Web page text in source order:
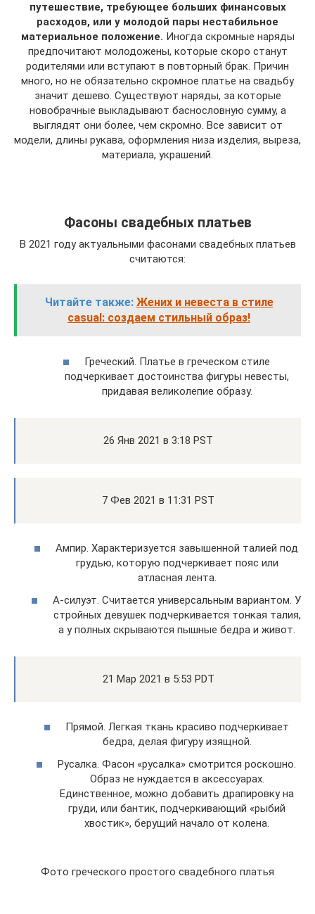
путешествие, требующее больших финансовых
расходов, или у молодой пары нестабильное
материальное положение. Иногда скромные наряды
предпочитают молодожены, которые скоро станут
родителями или вступают в повторный брак. Причин
много, но не обязательно скромное платье на свадьбу
значит дешево. Существуют наряды, за которые
новобрачные выкладывают баснословную сумму, а
выглядят они более, чем скромно. Все зависит от
модели, длины рукава, оформления низа изделия, выреза,
материала, украшений.
Фасоны свадебных платьев
В 2021 году актуальными фасонами свадебных платьев
считаются:
Читайте также: Жених и невеста в стиле
casual: создаем стильный образ!
Греческий. Платье в греческом стиле
подчеркивает достоинства фигуры невесты,
придавая великолепие образу.
26 Янв 2021 в 3:18 PST
7 Фев 2021 в 11:31 PST
Ампир. Характеризуется завышенной талией под
грудью, которую подчеркивает пояс или
атласная лента.
А-силуэт. Считается универсальным вариантом. У
стройных девушек подчеркивается тонкая талия,
а у полных скрываются пышные бедра и живот.
21 Мар 2021 в 5:53 PDT
Прямой. Легкая ткань красиво подчеркивает
бедра, делая фигуру изящной.
Русалка. Фасон «русалка» смотрится роскошно.
Образ не нуждается в аксессуарах.
Единственное, можно добавить драпировку на
груди, или бантик, подчеркивающий «рыбий
хвостик», берущий начало от колена.
Фото греческого простого свадебного платья